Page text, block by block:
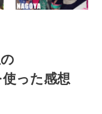
った感想